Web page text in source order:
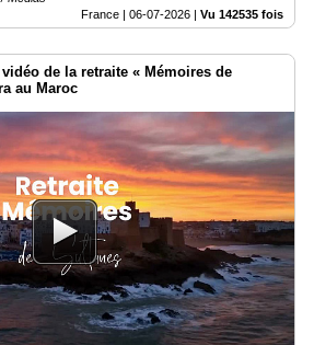
France | 06-07-2026 Vu 142535 fois
de la retraite « Mémoires de
au Maroc